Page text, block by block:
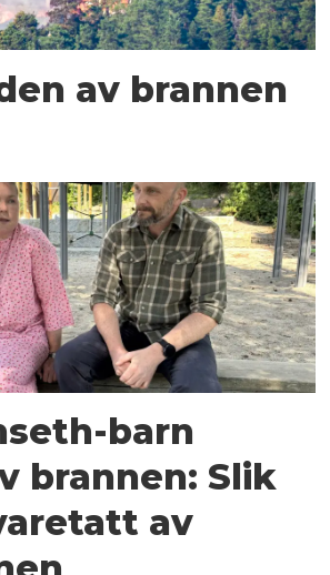
av brannen
barn
brannen: Slik
av